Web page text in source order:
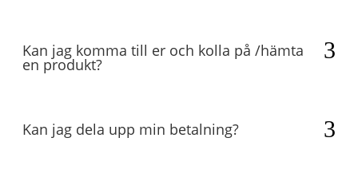
Kan jag komma till er och kolla på /hämta
en produkt?
Kan jag dela upp min betalning?